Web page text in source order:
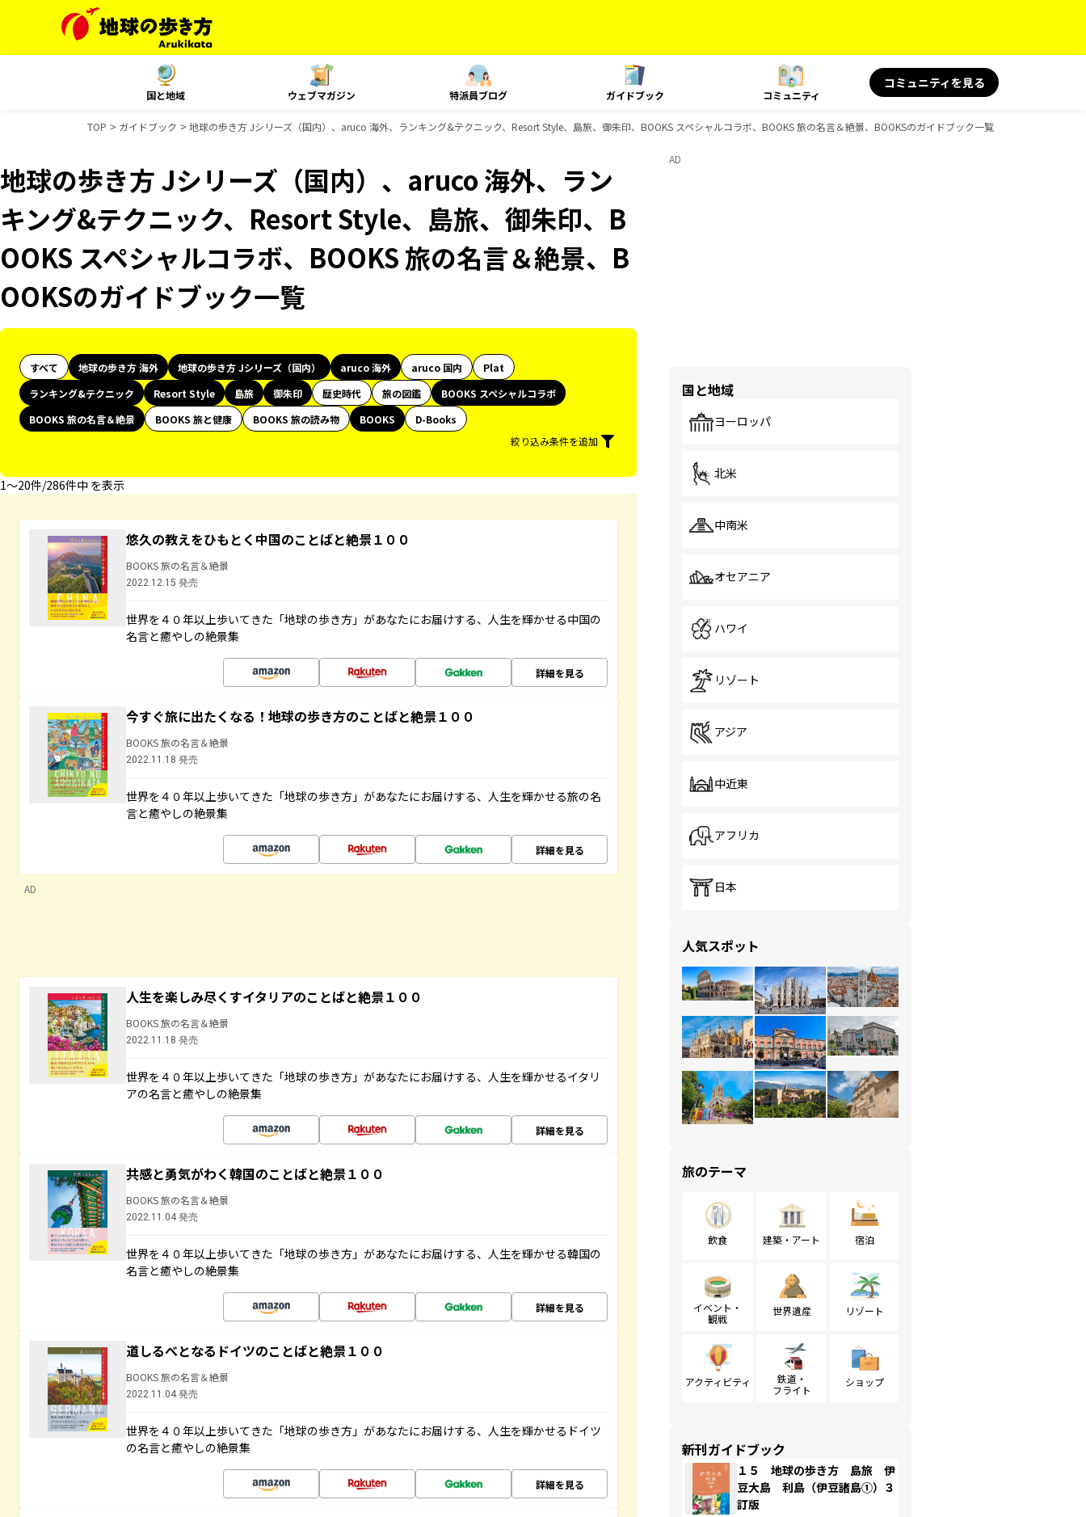
国と地域 ウェブマガジン 特派員ブログ ガイドブック コミュニティ
コミュニティを見る
TOP ガイドブック 地球の歩き方 Jシリーズ（国内）、aruco 海外、ランキング&テクニック、Resort Style、島旅、御朱印、BOOKS スペシャルコラボ、BOOKS 旅の名言＆絶景、BOOKSのガイドブック一覧
地球の歩き方 Jシリーズ（国内）、aruco 海外、ラン
キング&テクニック、Resort Style、島旅、御朱印、B
OOKS スペシャルコラボ、BOOKS 旅の名言＆絶景、B
OOKSのガイドブック一覧
すべて 地球の歩き方 海外 地球の歩き方 Jシリーズ（国内） aruco 海外 aruco 国内
Plat
ランキング&テクニック
Resort Style 島旅 御朱印 歴史時代 旅の図鑑
BOOKS スペシャルコラボ
BOOKS 旅の名言＆絶景
BOOKS 旅と健康 BOOKS 旅の読み物 BOOKS
D-Books
絞り込み条件を追加
1〜20件/286件中 を表示
悠久の教えをひもとく中国のことばと絶景１００
BOOKS 旅の名言＆絶景
2022.12.15 発売
世界を４０年以上歩いてきた「地球の歩き方」があなたにお届けする、人生を輝かせる中国の
名言と癒やしの絶景集
詳細を見る
今すぐ旅に出たくなる！地球の歩き方のことばと絶景１００
BOOKS 旅の名言＆絶景
2022.11.18 発売
世界を４０年以上歩いてきた「地球の歩き方」があなたにお届けする、人生を輝かせる旅の名
言と癒やしの絶景集
詳細を見る
AD
人生を楽しみ尽くすイタリアのことばと絶景１００
BOOKS 旅の名言＆絶景
2022.11.18 発売
世界を４０年以上歩いてきた「地球の歩き方」があなたにお届けする、人生を輝かせるイタリ
アの名言と癒やしの絶景集
詳細を見る
共感と勇気がわく韓国のことばと絶景１００
BOOKS 旅の名言＆絶景
2022.11.04 発売
世界を４０年以上歩いてきた「地球の歩き方」があなたにお届けする、人生を輝かせる韓国の
名言と癒やしの絶景集
詳細を見る
道しるべとなるドイツのことばと絶景１００
BOOKS 旅の名言＆絶景
2022.11.04 発売
世界を４０年以上歩いてきた「地球の歩き方」があなたにお届けする、人生を輝かせるドイツ
の名言と癒やしの絶景集
詳細を見る
AD
国と地域
ヨーロッパ
北米
中南米
オセアニア
ハワイ
リゾート
アジア
中近東
アフリカ
日本
人気スポット
旅のテーマ
飲食 建築・アート 宿泊
イベント・
観戦
世界遺産 リゾート
アクティビティ
鉄道・
フライト
ショップ
新刊ガイドブック
１５ 地球の歩き方 島旅 伊
豆大島 利島（伊豆諸島①）３
訂版